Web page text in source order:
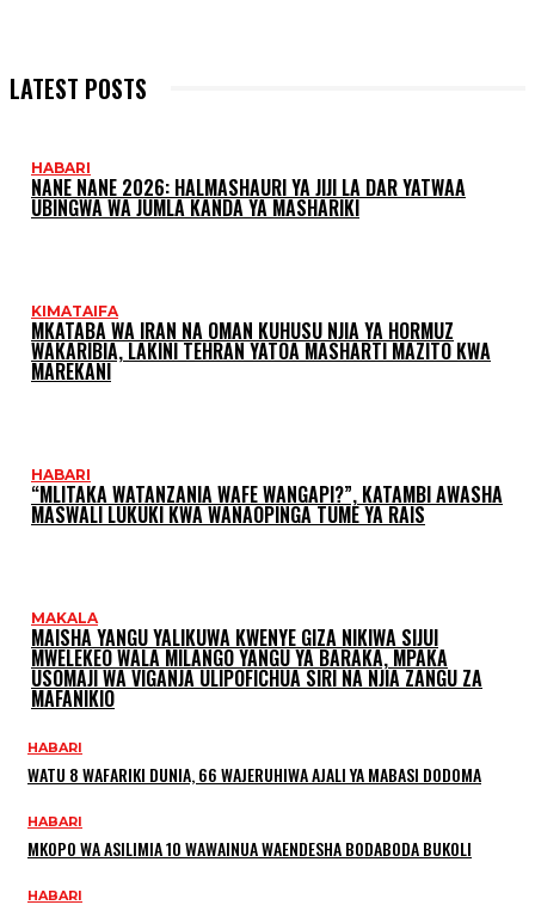
LATEST POSTS
HABARI
NANE NANE 2026: HALMASHAURI YA JIJI LA DAR YATWAA
UBINGWA WA JUMLA KANDA YA MASHARIKI
KIMATAIFA
MKATABA WA IRAN NA OMAN KUHUSU NJIA YA HORMUZ
WAKARIBIA, LAKINI TEHRAN YATOA MASHARTI MAZITO KWA
MAREKANI
HABARI
“MLITAKA WATANZANIA WAFE WANGAPI?”, KATAMBI AWASHA
MASWALI LUKUKI KWA WANAOPINGA TUME YA RAIS
MAKALA
MAISHA YANGU YALIKUWA KWENYE GIZA NIKIWA SIJUI
MWELEKEO WALA MILANGO YANGU YA BARAKA, MPAKA
USOMAJI WA VIGANJA ULIPOFICHUA SIRI NA NJIA ZANGU ZA
MAFANIKIO
HABARI
WATU 8 WAFARIKI DUNIA, 66 WAJERUHIWA AJALI YA MABASI DODOMA
HABARI
MKOPO WA ASILIMIA 10 WAWAINUA WAENDESHA BODABODA BUKOLI
HABARI